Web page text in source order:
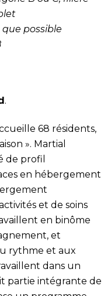
que possible
.
68 résidents,
». Martial
de profil
en hébergement
et de soins
en binôme
et
rythme et aux
dans un
partie intégrante de